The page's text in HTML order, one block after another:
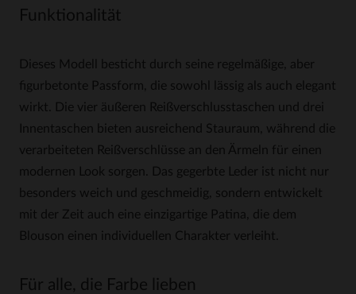
Funktionalität
Dieses Modell besticht durch seine regelmäßige, aber
figurbetonte Passform, die sowohl lässig als auch elegant
wirkt. Die vier äußeren Reißverschlusstaschen und drei
Innentaschen bieten ausreichend Stauraum, während die
verarbeiteten Reißverschlüsse an den Ärmeln für einen
modernen Look sorgen. Das gegerbte Leder ist nicht nur
besonders weich und geschmeidig, sondern entwickelt
mit der Zeit auch eine einzigartige Patina, die dem
Blouson einen individuellen Charakter verleiht.
Für alle, die Farbe lieben